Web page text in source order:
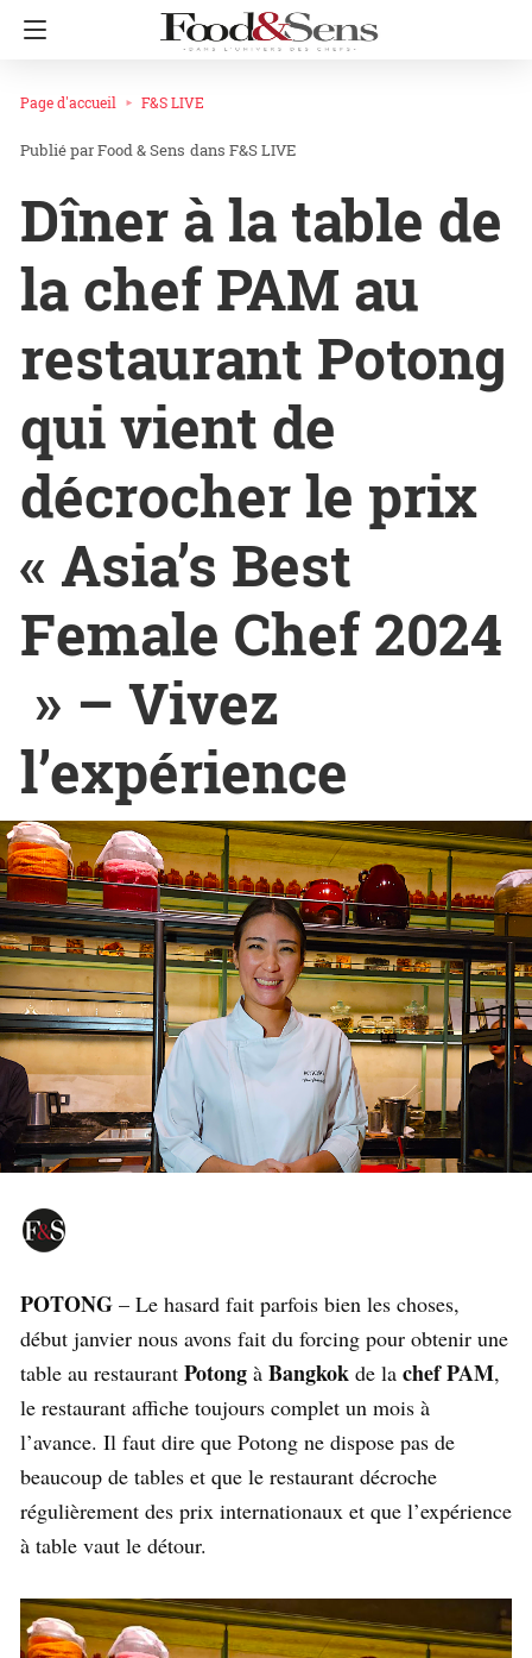
Page d'accueil F&S LIVE
Food & Sens dans F&S LIVE
Dîner à la table de
la chef PAM au
restaurant Potong
qui vient de
décrocher le prix
« Asia’s Best
Female Chef 2024
» – Vivez
l’expérience
POTONG – Le hasard fait parfois bien les choses,
début janvier nous avons fait du forcing pour obtenir une
table au restaurant Potong à Bangkok de la chef PAM,
le restaurant affiche toujours complet un mois à
l’avance. Il faut dire que Potong ne dispose pas de
beaucoup de tables et que le restaurant décroche
régulièrement des prix internationaux et que l’expérience
à table vaut le détour.